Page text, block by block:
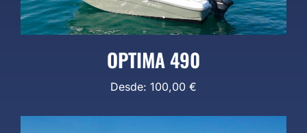
OPTIMA 490
Desde: 100,00 €